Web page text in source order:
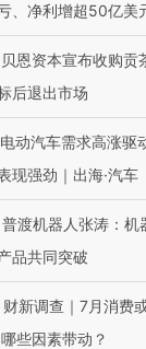
、净利增超50亿美
贝恩资本宣布收购贡
后退出市场
电动汽车需求高涨驱
现强劲｜出海·汽车
普渡机器人张涛：机
品共同突破
财新调查｜7月消费
些因素带动？